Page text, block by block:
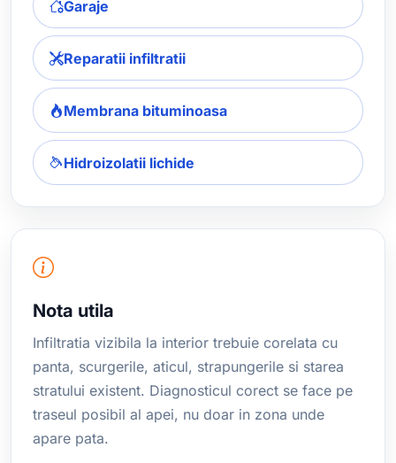
Garaje
Reparatii infiltratii
Membrana bituminoasa
Hidroizolatii lichide
Nota utila
Infiltratia vizibila la interior trebuie corelata cu
panta, scurgerile, aticul, strapungerile si starea
stratului existent. Diagnosticul corect se face pe
traseul posibil al apei, nu doar in zona unde
apare pata.